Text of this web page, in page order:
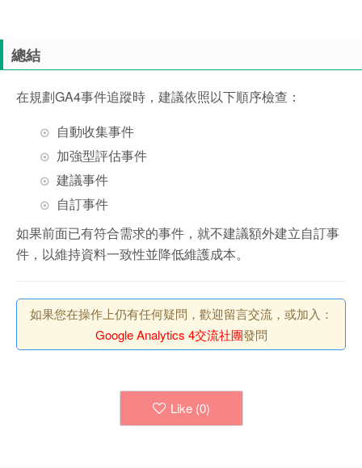
總結
在規劃GA4事件追蹤時，建議依照以下順序檢查：
自動收集事件
加強型評估事件
建議事件
自訂事件
如果前面已有符合需求的事件，就不建議額外建立自訂事
件，以維持資料一致性並降低維護成本。
如果您在操作上仍有任何疑問，歡迎留言交流，或加入：
Google Analytics 4交流社團發問
Like (0)